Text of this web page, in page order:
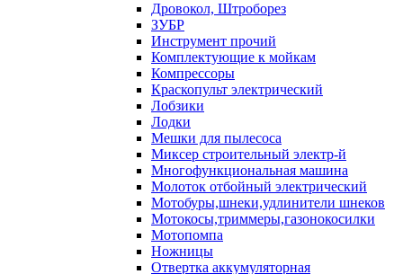
Дровокол, Штроборез
ЗУБР
Инструмент прочий
Комплектующие к мойкам
Компрессоры
Краскопульт электрический
Лобзики
Лодки
Мешки для пылесоса
Миксер строительный электр-й
Многофункциональная машина
Молоток отбойный электрический
Мотобуры,шнеки,удлинители шнеков
Мотокосы,триммеры,газонокосилки
Мотопомпа
Ножницы
Отвертка аккумуляторная